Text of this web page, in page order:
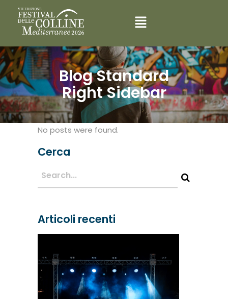
Blog Standard
Right Sidebar
No posts were found.
Cerca
Articoli recenti